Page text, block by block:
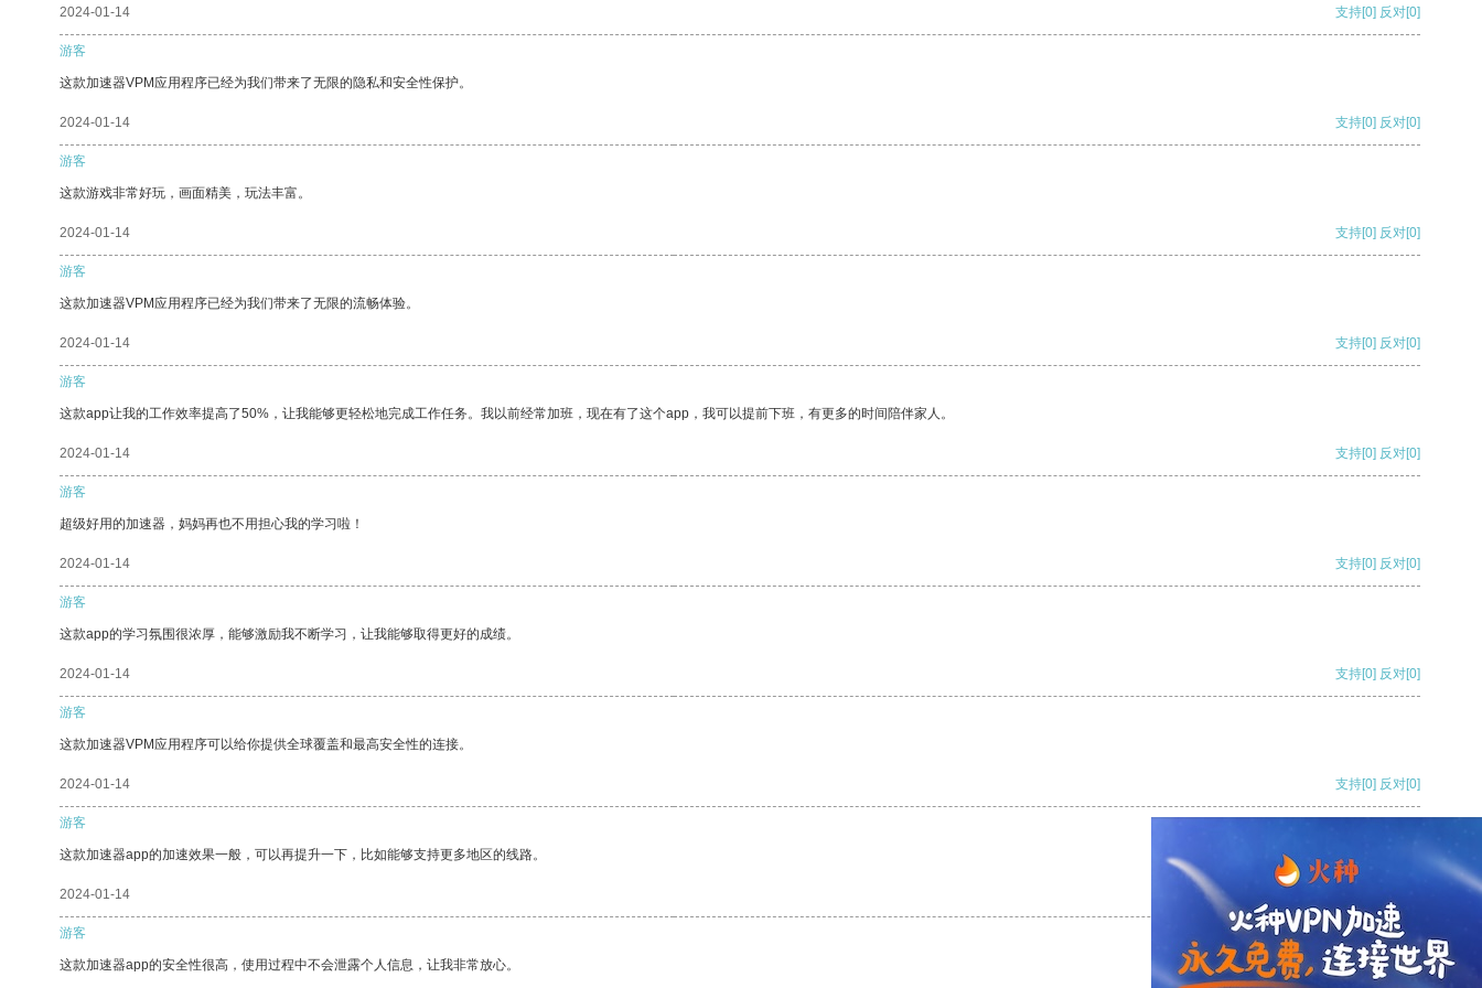
2024-01-14 支持[0] 反对[0]
游客
这款加速器VPM应用程序已经为我们带来了无限的隐私和安全性保护。
2024-01-14 支持[0] 反对[0]
游客
这款游戏非常好玩，画面精美，玩法丰富。
2024-01-14 支持[0] 反对[0]
游客
这款加速器VPM应用程序已经为我们带来了无限的流畅体验。
2024-01-14 支持[0] 反对[0]
游客
这款app让我的工作效率提高了50%，让我能够更轻松地完成工作任务。我以前经常加班，现在有了这个app，我可以提前下班，有更多的时间陪伴家人。
2024-01-14 支持[0] 反对[0]
游客
超级好用的加速器，妈妈再也不用担心我的学习啦！
2024-01-14 支持[0] 反对[0]
游客
这款app的学习氛围很浓厚，能够激励我不断学习，让我能够取得更好的成绩。
2024-01-14 支持[0] 反对[0]
游客
这款加速器VPM应用程序可以给你提供全球覆盖和最高安全性的连接。
2024-01-14 支持[0] 反对[0]
游客
这款加速器app的加速效果一般，可以再提升一下，比如能够支持更多地区的线路。
2024-01-14
游客
这款加速器app的安全性很高，使用过程中不会泄露个人信息，让我非常放心。